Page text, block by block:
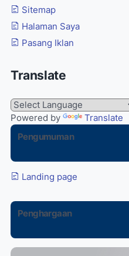
Sitemap
Halaman Saya
Pasang Iklan
Translate
Powered by
Translate
Pengumuman
Landing page
Penghargaan